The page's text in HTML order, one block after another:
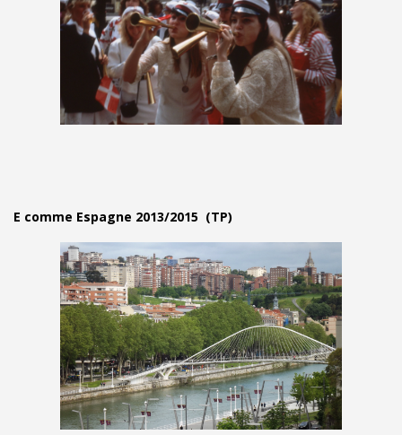
E comme Espagne 2013/2015 (TP)